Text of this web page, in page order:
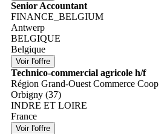
Senior Accountant
FINANCE_BELGIUM
Antwerp
BELGIQUE
Belgique
Technico-commercial agricole h/f
Région Grand-Ouest Commerce Coop
Orbigny (37)
INDRE ET LOIRE
France